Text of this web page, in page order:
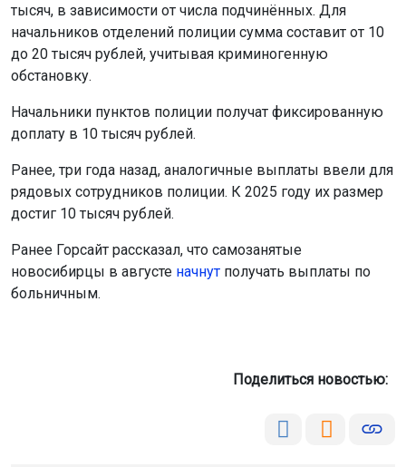
тысяч, в зависимости от числа подчинённых. Для
начальников отделений полиции сумма составит от 10
до 20 тысяч рублей, учитывая криминогенную
обстановку.
Начальники пунктов полиции получат фиксированную
доплату в 10 тысяч рублей.
Ранее, три года назад, аналогичные выплаты ввели для
рядовых сотрудников полиции. К 2025 году их размер
достиг 10 тысяч рублей.
Ранее Горсайт рассказал, что самозанятые
новосибирцы в августе начнут получать выплаты по
больничным.
Поделиться новостью: